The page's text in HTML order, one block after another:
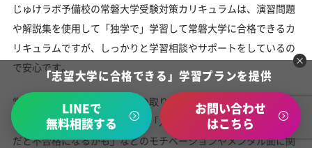
じゅけラボ予備校の常磐大学受験対策カリキュラムは、演習問題
や解説集を使用して「独学で」学習して常磐大学に合格できるカ
リキュラムですが、しっかりと学習相談やサポートをしているの
で安心です。
常磐大学入試における内申点の取り扱いや入試に関する事以外で
も、日々の「やる気が出ない」「入試に対する不安」「今のまま
だと不合格になるかも」などのモチベーションやメンタル面に関
「志望大学に合格できる」学習プランを提供
LINEで
無料相談する
お問い合わせ
はこちら